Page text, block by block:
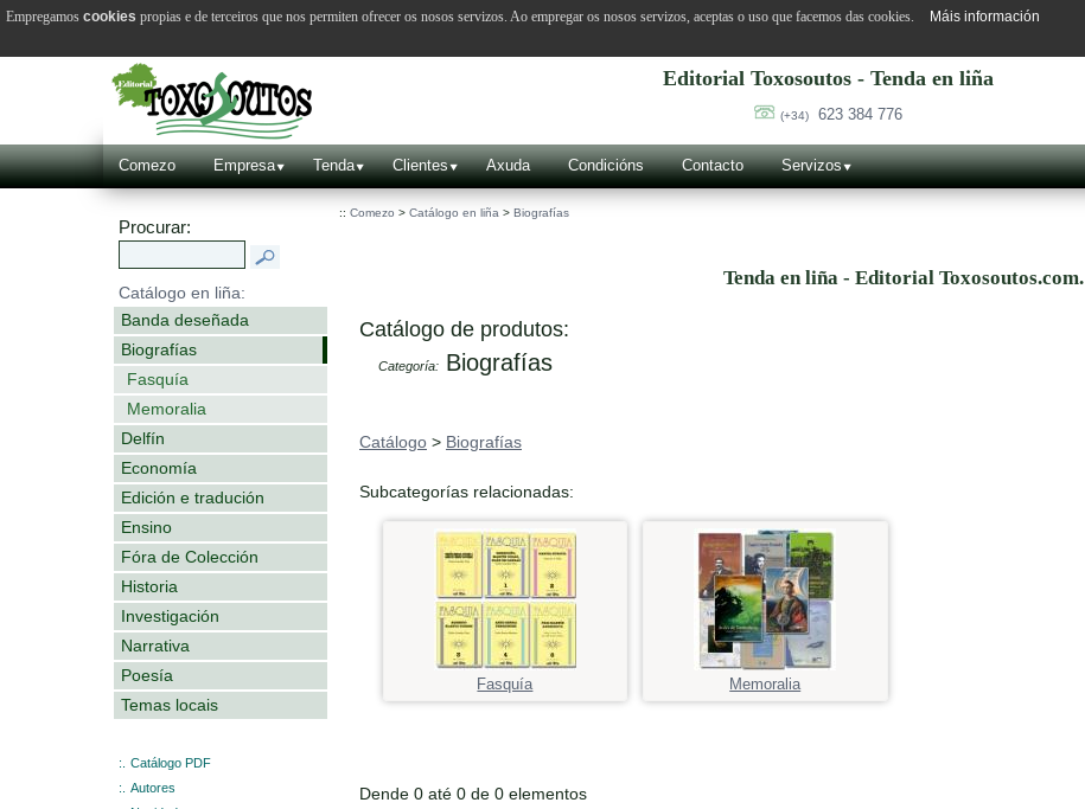
Editorial Toxosoutos - Tenda en liña
(+34) 623 384 776
Comezo Empresa Tenda Clientes Axuda Condicións Contacto Servizos
Procurar:
Catálogo en liña:
Banda deseñada
Biografías
Fasquía
Memoralia
Delfín
Economía
Edición e tradución
Ensino
Fóra de Colección
Historia
Investigación
Narrativa
Poesía
Temas locais
:.
Catálogo PDF
:.
Autores
:: Comezo > Catálogo en liña > Biografías
Tenda en liña - Editorial Toxosoutos.com.
Catálogo de produtos:
Categoría: Biografías
Catálogo > Biografías
Subcategorías relacionadas:
Fasquía Memoralia
Dende 0 até 0 de 0 elementos
Empregamos cookies propias e de terceiros que nos permiten ofrecer os nosos servizos. Ao empregar os nosos servizos, aceptas o uso que facemos das cookies. Máis información